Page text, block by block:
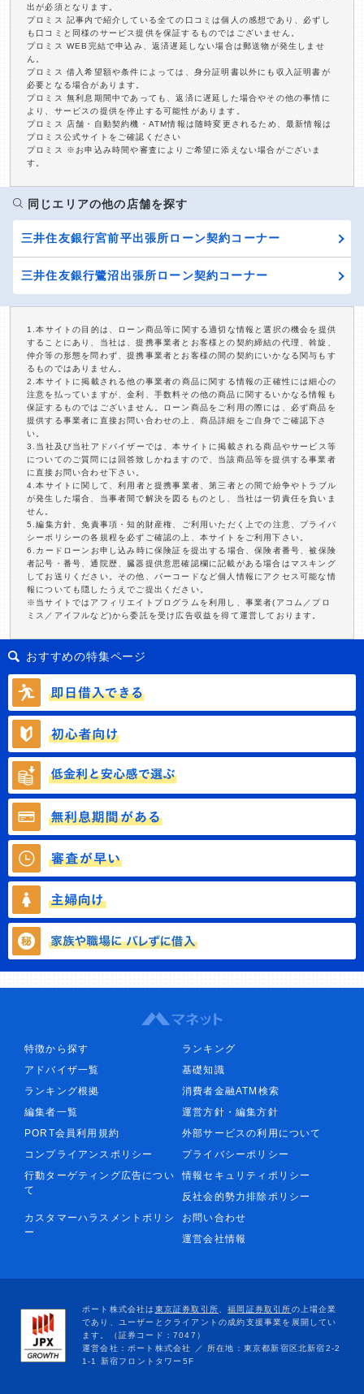
出が必須となります。
プロミス 記事内で紹介している全ての口コミは個人の感想であり、必ずし
も口コミと同様のサービス提供を保証するものではございません。
プロミス WEB完結で申込み、返済遅延しない場合は郵送物が発生しませ
ん。
プロミス 借入希望額や条件によっては、身分証明書以外にも収入証明書が
必要となる場合があります。
プロミス 無利息期間中であっても、返済に遅延した場合やその他の事情に
より、サービスの提供を停止する可能性があります。
プロミス 店舗・自動契約機・ATM情報は随時変更されるため、最新情報は
プロミス公式サイトをご確認ください
プロミス ※お申込み時間や審査によりご希望に添えない場合がございま
す。
同じエリアの他の店舗を探す
三井住友銀行宮前平出張所ローン契約コーナー
三井住友銀行鷺沼出張所ローン契約コーナー
1.本サイトの目的は、ローン商品等に関する適切な情報と選択の機会を提供
することにあり、当社は、提携事業者とお客様との契約締結の代理、斡旋、
仲介等の形態を問わず、提携事業者とお客様の間の契約にいかなる関与もす
るものではありません。
2.本サイトに掲載される他の事業者の商品に関する情報の正確性には細心の
注意を払っていますが、金利、手数料その他の商品に関するいかなる情報も
保証するものではございません。ローン商品をご利用の際には、必ず商品を
提供する事業者に直接お問い合わせの上、商品詳細をご自身でご確認下さ
い。
3.当社及び当社アドバイザーでは、本サイトに掲載される商品やサービス等
についてのご質問には回答致しかねますので、当該商品等を提供する事業者
に直接お問い合わせ下さい。
4.本サイトに関して、利用者と提携事業者、第三者との間で紛争やトラブル
が発生した場合、当事者間で解決を図るものとし、当社は一切責任を負いま
せん。
5.編集方針、免責事項・知的財産権、ご利用いただく上での注意、プライバ
シーポリシーの各規程を必ずご確認の上、本サイトをご利用下さい。
6.カードローンお申し込み時に保険証を提出する場合、保険者番号、被保険
者記号・番号、通院歴、臓器提供意思確認欄に記載がある場合はマスキング
してお送りください。その他、バーコードなど個人情報にアクセス可能な情
報についても隠したうえでご提出ください。
※当サイトではアフィリエイトプログラムを利用し、事業者(アコム／プロ
ミス／アイフルなど)から委託を受け広告収益を得て運営しております。
おすすめの特集ページ
特徴から探す
ランキング
アドバイザ一覧
基礎知識
ランキング根拠
消費者金融ATM検索
編集者一覧
運営方針・編集方針
PORT会員利用規約
外部サービスの利用について
コンプライアンスポリシー
プライバシーポリシー
行動ターゲティング広告につい
て
情報セキュリティポリシー
反社会的勢力排除ポリシー
カスタマーハラスメントポリシ
ー
お問い合わせ
運営会社情報